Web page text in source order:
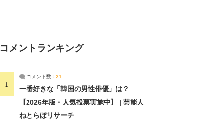
コメントランキング
1
コメント数： 21
一番好きな「韓国の男性俳優」は？
【2026年版・人気投票実施中】 | 芸能人
ねとらぼリサーチ